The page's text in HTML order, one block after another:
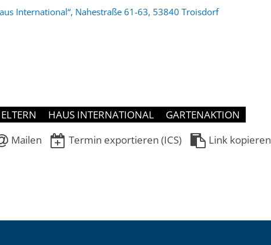
International“, Nahestraße 61-63, 53840 Troisdorf
ELTERN HAUS INTERNATIONAL
GARTENAKTION
Mailen Termin exportieren (ICS) Link kopieren